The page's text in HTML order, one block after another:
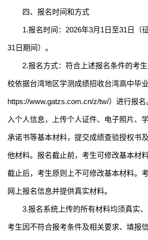
四、报名时间和方式
1.报名时间： 2026年3月 1 日至31 日 （
31 日期间） 。
2.报名方式：符合上述报名条件的考
校依据台湾地区学测成绩招收台湾高中毕
https://www.gatzs.com.cn/z/tw/）进行报
入个人信息，上传个人证件、电子照片、
承诺书等基本材料，提交成绩查验授权书
他材料。报名截止前，考生可修改基本材
截止后，考生原则上不可修改基本材料。
网上报名信息并提供真实材料。
3.报名系统上传的所有材料均须真实、
考生因不符合报考条件及相关要求、填报